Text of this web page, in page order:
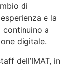
di
e la
continuino a
digitale.
dell’IMAT, in